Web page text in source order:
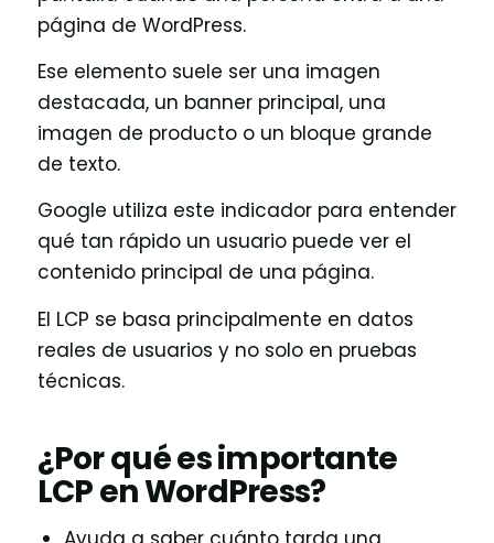
página de WordPress.
Ese elemento suele ser una imagen
destacada, un banner principal, una
imagen de producto o un bloque grande
de texto.
Google utiliza este indicador para entender
qué tan rápido un usuario puede ver el
contenido principal de una página.
El LCP se basa principalmente en datos
reales de usuarios y no solo en pruebas
técnicas.
¿Por qué es importante
LCP en WordPress?